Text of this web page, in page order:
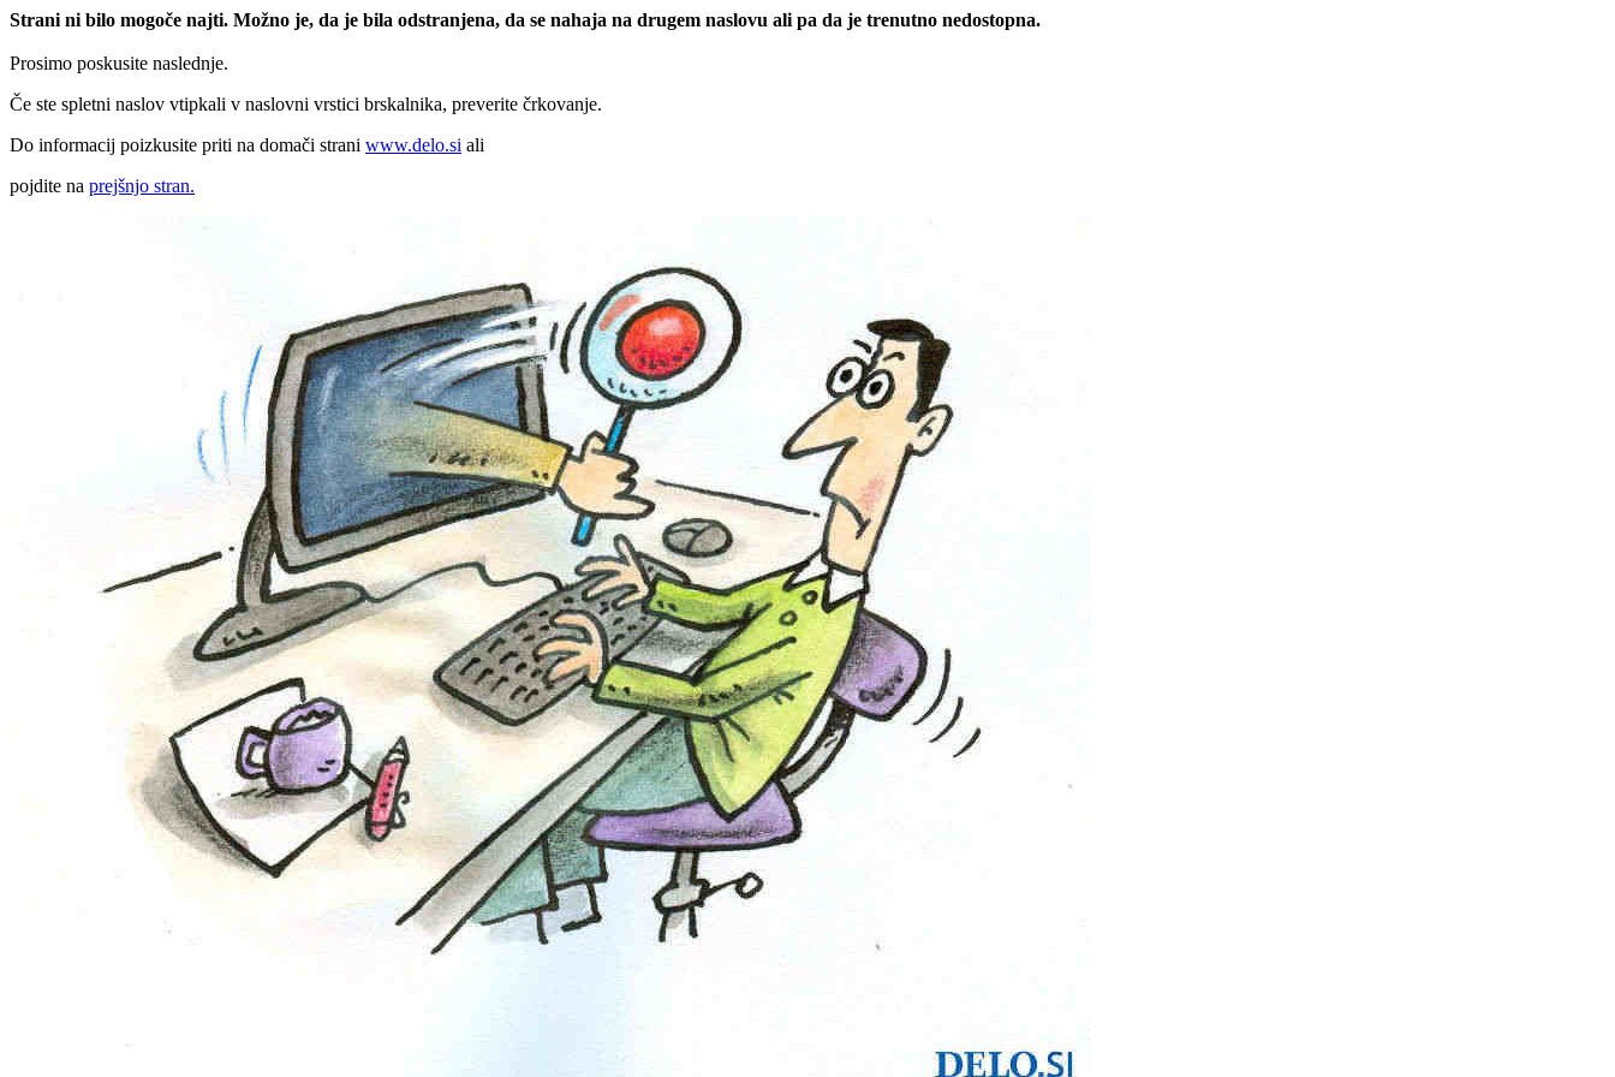
Strani ni bilo mogoče najti. Možno je, da je bila odstranjena, da se nahaja na drugem naslovu ali pa da je trenutno nedostopna.
Prosimo poskusite naslednje.
Če ste spletni naslov vtipkali v naslovni vrstici brskalnika, preverite črkovanje.
Do informacij poizkusite priti na domači strani www.delo.si ali
pojdite na prejšnjo stran.